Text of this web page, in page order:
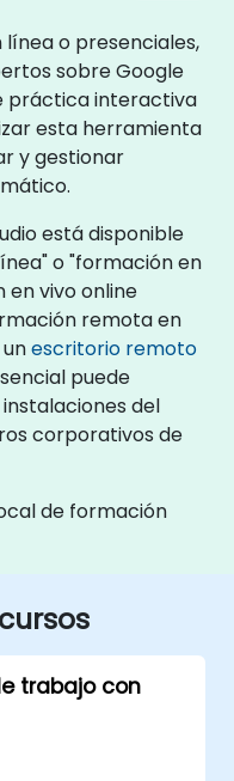
línea o presenciales,
sobre Google
práctica interactiva
esta herramienta
y gestionar
está disponible
o "formación en
en vivo online
remota en
escritorio remoto
puede
del
corporativos de
de formación
trabajo con